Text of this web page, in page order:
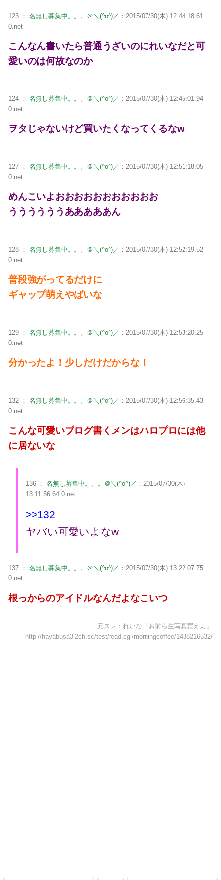
123 ： 名無し募集中。。。＠＼(^o^)／ ：2015/07/30(木) 12:44:18.61
0.net
こんなん書いたら普通うざいのにれいなだと可
愛いのは何故なのか
124 ： 名無し募集中。。。＠＼(^o^)／ ：2015/07/30(木) 12:45:01.94
0.net
ヲタじゃないけど買いたくなってくるなw
127 ： 名無し募集中。。。＠＼(^o^)／ ：2015/07/30(木) 12:51:18.05
0.net
めんこいよおおおおおおおおおおお
ううううううあああああん
128 ： 名無し募集中。。。＠＼(^o^)／ ：2015/07/30(木) 12:52:19.52
0.net
普段強がってるだけに
ギャップ萌えやばいな
129 ： 名無し募集中。。。＠＼(^o^)／ ：2015/07/30(木) 12:53:20.25
0.net
分かったよ！少しだけだからな！
132 ： 名無し募集中。。。＠＼(^o^)／ ：2015/07/30(木) 12:56:35.43
0.net
こんな可愛いブログ書くメンはハロプロには他
に居ないな
136 ： 名無し募集中。。。＠＼(^o^)／ ：2015/07/30(木)
13:11:56.64 0.net
>>132
ヤバい可愛いよなw
137 ： 名無し募集中。。。＠＼(^o^)／ ：2015/07/30(木) 13:22:07.75
0.net
根っからのアイドルなんだよなこいつ
元スレ：れいな「お前ら生写真買えよ」
http://hayabusa3.2ch.sc/test/read.cgi/morningcoffee/1438216532/